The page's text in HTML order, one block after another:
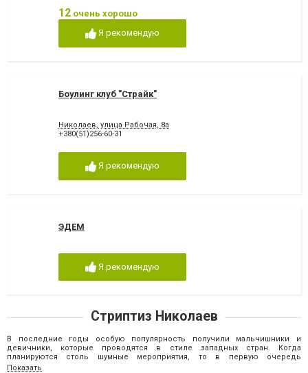
12 очень хорошо
Я рекомендую
Боулинг клуб "Страйк"
Николаев, улица Рабочая, 8а
+380(51)256-60-31
Я рекомендую
ЭДЕМ
Я рекомендую
Стриптиз Николаев
В последние годы особую популярность получили мальчишники и
девичники, которые проводятся в стиле западных стран. Когда
планируются столь шумные мероприятия, то в первую очередь
выбирается стриптиз Николаев. Женский и мужской стриптиз в Николаеве
Показать